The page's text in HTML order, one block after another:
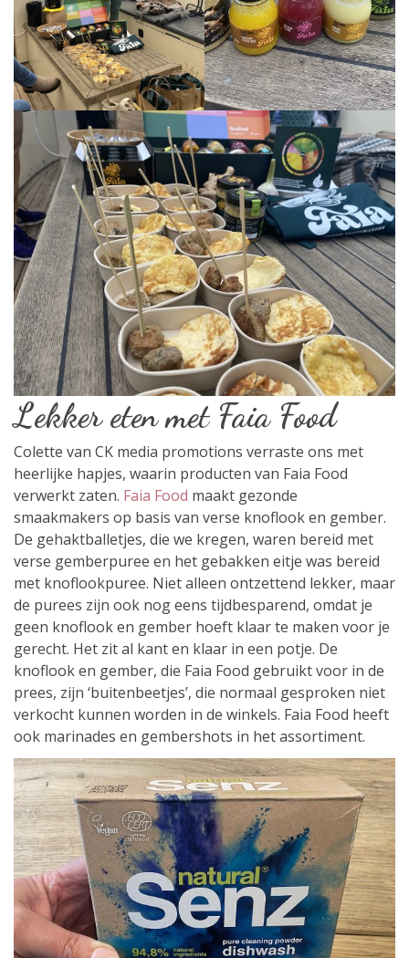
Lekker eten met Faia Food
Colette van CK media promotions verraste ons met
heerlijke hapjes, waarin producten van Faia Food
verwerkt zaten. Faia Food maakt gezonde
smaakmakers op basis van verse knoflook en gember.
De gehaktballetjes, die we kregen, waren bereid met
verse gemberpuree en het gebakken eitje was bereid
met knoflookpuree. Niet alleen ontzettend lekker, maar
de purees zijn ook nog eens tijdbesparend, omdat je
geen knoflook en gember hoeft klaar te maken voor je
gerecht. Het zit al kant en klaar in een potje. De
knoflook en gember, die Faia Food gebruikt voor in de
prees, zijn ‘buitenbeetjes’, die normaal gesproken niet
verkocht kunnen worden in de winkels. Faia Food heeft
ook marinades en gembershots in het assortiment.